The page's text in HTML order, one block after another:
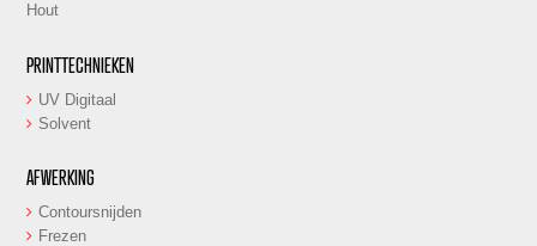
Hout
PRINTTECHNIEKEN
UV Digitaal
Solvent
AFWERKING
Contoursnijden
Frezen